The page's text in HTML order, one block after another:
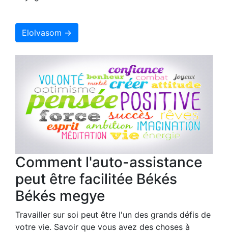
Elolvasom →
Comment l'auto-assistance
peut être facilitée Békés
Békés megye
Travailler sur soi peut être l'un des grands défis de
votre vie. Savoir que vous avez des choses à